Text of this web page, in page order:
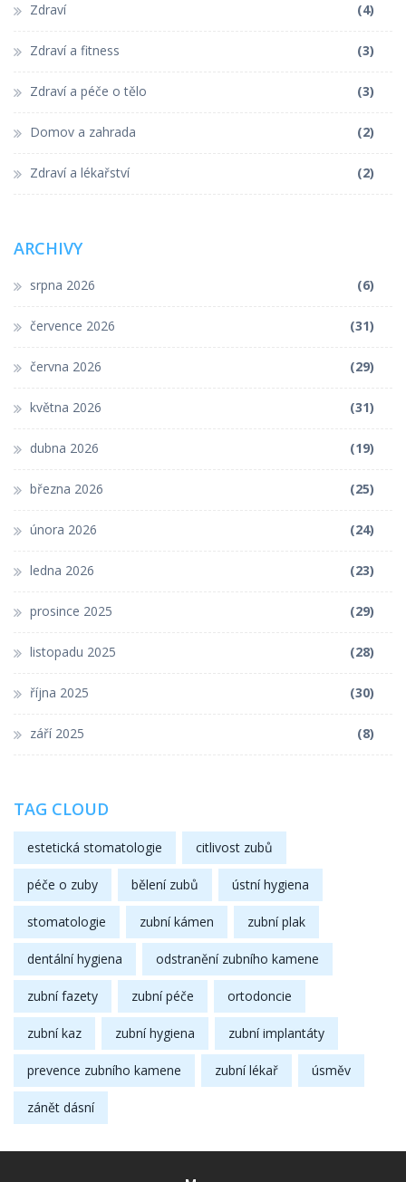
Zdraví (4)
Zdraví a fitness (3)
Zdraví a péče o tělo (3)
Domov a zahrada (2)
Zdraví a lékařství (2)
ARCHIVY
srpna 2026 (6)
července 2026 (31)
června 2026 (29)
května 2026 (31)
dubna 2026 (19)
března 2026 (25)
února 2026 (24)
ledna 2026 (23)
prosince 2025 (29)
listopadu 2025 (28)
října 2025 (30)
září 2025 (8)
TAG CLOUD
estetická stomatologie citlivost zubů
péče o zuby bělení zubů ústní hygiena
stomatologie zubní kámen zubní plak
dentální hygiena odstranění zubního kamene
zubní fazety zubní péče ortodoncie
zubní kaz zubní hygiena zubní implantáty
prevence zubního kamene zubní lékař úsměv
zánět dásní